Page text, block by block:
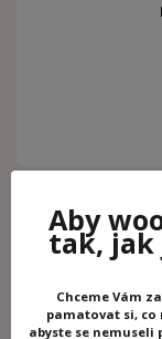
Zboží zařazeno
Dřevěné hračky
Dřevěná auta
Aby
tak,
Chceme Vám
pamatovat si, co
abyste se